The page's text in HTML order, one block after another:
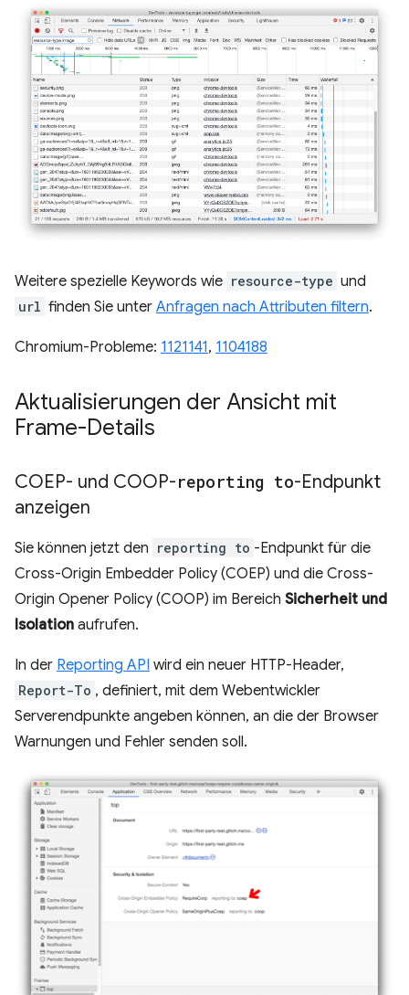
Weitere spezielle Keywords wie resource-type und
url finden Sie unter Anfragen nach Attributen filtern.
Chromium-Probleme: 1121141, 1104188
Aktualisierungen der Ansicht mit
Frame-Details
COEP- und COOP-reporting to-Endpunkt
anzeigen
Sie können jetzt den reporting to -Endpunkt für die
Cross-Origin Embedder Policy (COEP) und die Cross-
Origin Opener Policy (COOP) im Bereich Sicherheit und
Isolation aufrufen.
In der Reporting API wird ein neuer HTTP-Header,
Report-To , definiert, mit dem Webentwickler
Serverendpunkte angeben können, an die der Browser
Warnungen und Fehler senden soll.